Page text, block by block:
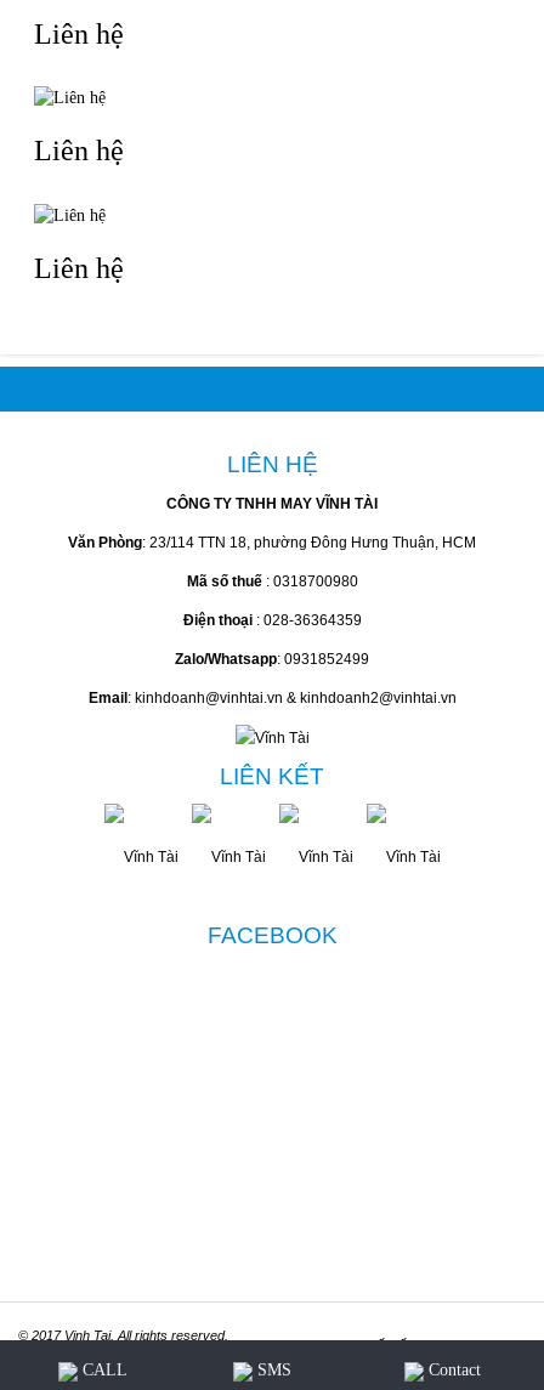
Liên hệ
Liên hệ
Liên hệ
LIÊN HỆ
CÔNG TY TNHH MAY VĨNH TÀI
Văn Phòng: 23/114 TTN 18, phường Đông Hưng Thuận, HCM
Mã số thuế : 0318700980
Điện thoại : 028-36364359
Zalo/Whatsapp: 0931852499
Email : kinhdoanh@vinhtai.vn & kinhdoanh2@vinhtai.vn
LIÊN KẾT
FACEBOOK
© 2017 Vinh Tai. All rights reserved.
Thiết kế websiteITGreen.vn
CALL SMS Contact